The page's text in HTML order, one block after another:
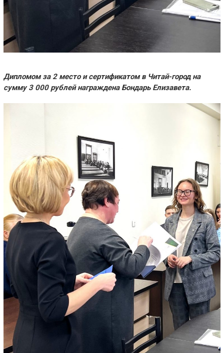
Дипломом за 2 место и сертификатом в Читай-город на
сумму 3 000 рублей награждена Бондарь Елизавета.